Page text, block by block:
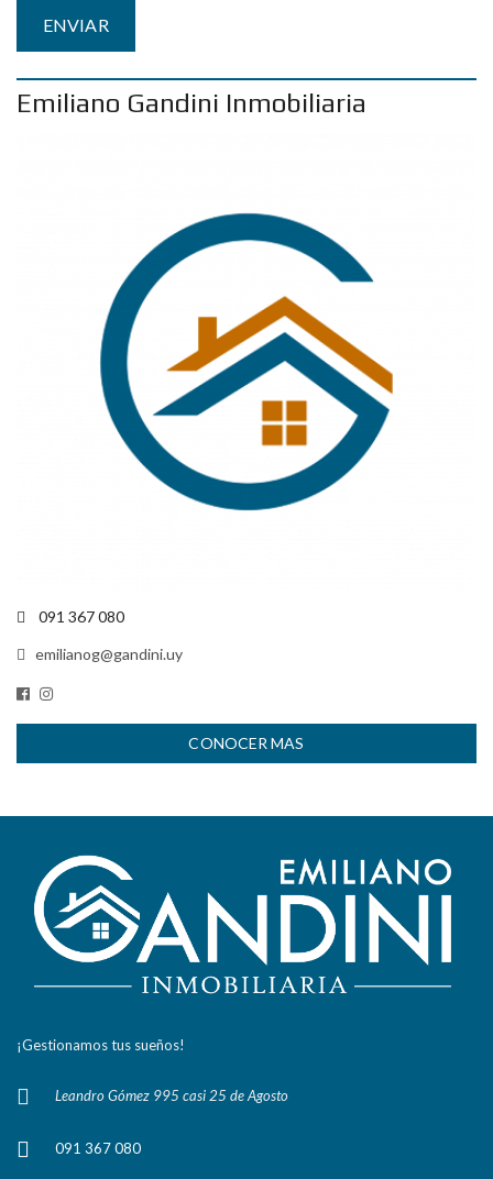
Emiliano Gandini Inmobiliaria
091 367 080
emilianog@gandini.uy
CONOCER MAS
¡Gestionamos tus sueños!
Leandro Gómez 995 casi 25 de Agosto
091 367 080